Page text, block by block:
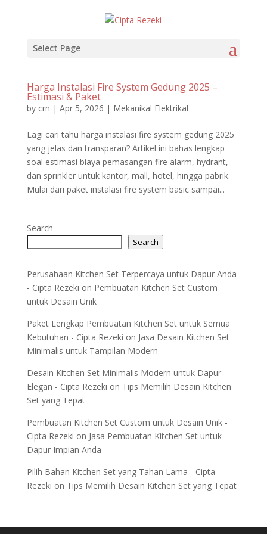
Select Page
Harga Instalasi Fire System Gedung 2025 –
Estimasi & Paket
by crn | Apr 5, 2026 | Mekanikal Elektrikal
Lagi cari tahu harga instalasi fire system gedung 2025
yang jelas dan transparan? Artikel ini bahas lengkap
soal estimasi biaya pemasangan fire alarm, hydrant,
dan sprinkler untuk kantor, mall, hotel, hingga pabrik.
Mulai dari paket instalasi fire system basic sampai...
Search
Search
Perusahaan Kitchen Set Terpercaya untuk Dapur Anda
- Cipta Rezeki on Pembuatan Kitchen Set Custom
untuk Desain Unik
Paket Lengkap Pembuatan Kitchen Set untuk Semua
Kebutuhan - Cipta Rezeki on Jasa Desain Kitchen Set
Minimalis untuk Tampilan Modern
Desain Kitchen Set Minimalis Modern untuk Dapur
Elegan - Cipta Rezeki on Tips Memilih Desain Kitchen
Set yang Tepat
Pembuatan Kitchen Set Custom untuk Desain Unik -
Cipta Rezeki on Jasa Pembuatan Kitchen Set untuk
Dapur Impian Anda
Pilih Bahan Kitchen Set yang Tahan Lama - Cipta
Rezeki on Tips Memilih Desain Kitchen Set yang Tepat